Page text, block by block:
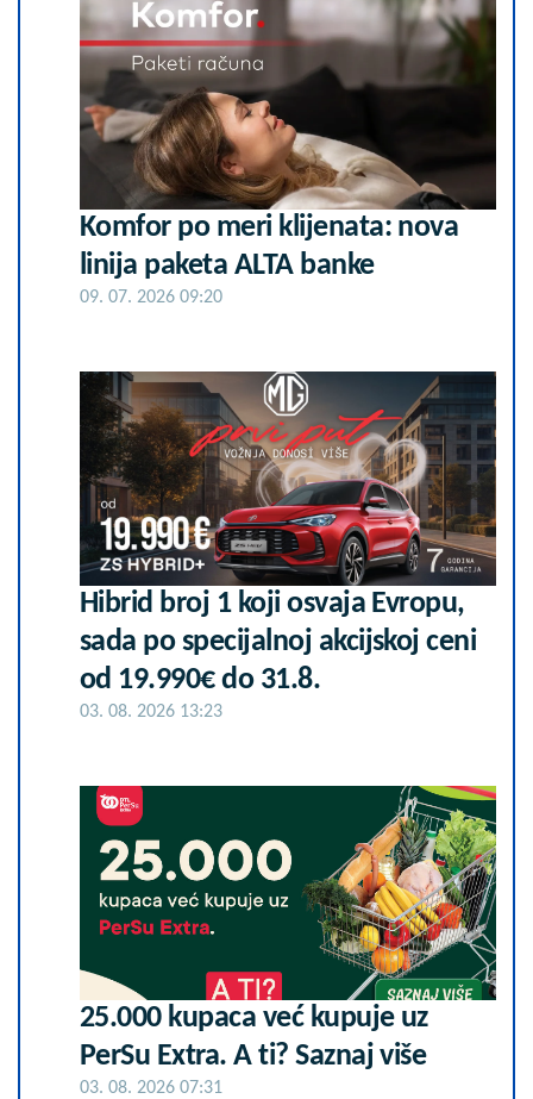
Komfor po meri klijenata: nova
linija paketa ALTA banke
09. 07. 2026 09:20
Hibrid broj 1 koji osvaja Evropu,
sada po specijalnoj akcijskoj ceni
od 19.990€ do 31.8.
03. 08. 2026 13:23
25.000 kupaca već kupuje uz
PerSu Extra. A ti? Saznaj više
03. 08. 2026 07:31